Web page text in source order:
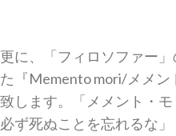
更に、「フィロソファー
た『Memento mori/メメ
致します。「メメント・
必ず死ぬことを忘れるな